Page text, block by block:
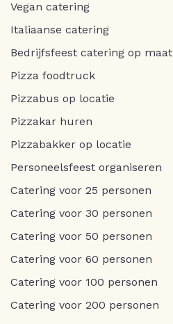
Vegan catering
Italiaanse catering
Bedrijfsfeest catering op maat
Pizza foodtruck
Pizzabus op locatie
Pizzakar huren
Pizzabakker op locatie
Personeelsfeest organiseren
Catering voor 25 personen
Catering voor 30 personen
Catering voor 50 personen
Catering voor 60 personen
Catering voor 100 personen
Catering voor 200 personen